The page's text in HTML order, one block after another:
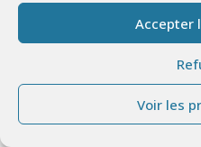
Accepter
Voir les
presche de fuir la
elle nous inculque si
n’est que folie devant
vanités la plus vaine